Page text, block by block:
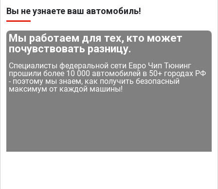
Вы не узнаете ваш автомобиль!
Мы работаем для тех, кто может
почувствовать разницу.
Специалисты федеральной сети Евро Чип Тюнинг
прошили более 10 000 автомобилей в 50+ городах РФ
- поэтому мы знаем, как получить безопасный
максимум от каждой машины!